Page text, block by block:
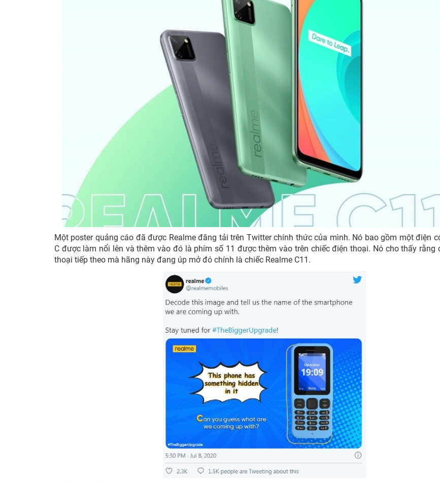
Một poster quảng cáo đã được Realme đăng tải trên Twitter chính thức của mình. Nó bao gồm một điện
C được làm nổi lên và thêm vào đó là phím số 11 được thêm vào trên chiếc điện thoại. Nó cho thấy rằng
thoại tiếp theo mà hãng này đang úp mở đó chính là chiếc Realme C11.